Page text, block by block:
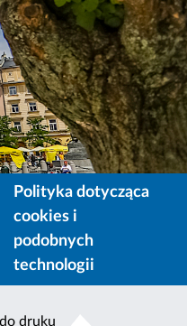
Polityka dotycząca
cookies i
podobnych
technologii
druku